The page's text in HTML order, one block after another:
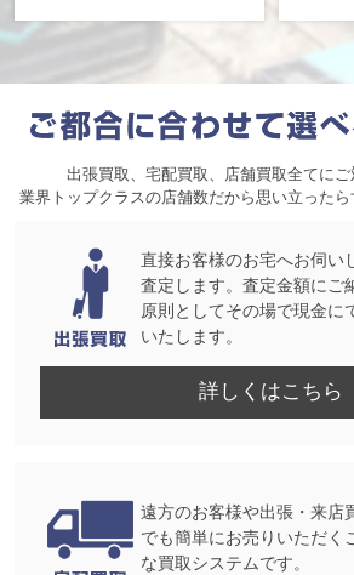
出張買取、宅配買取、店舗買取全てにご
業界トップクラスの店舗数だから思い立ったら
直接お客様のお宅へお伺い
査定します。査定金額にご
原則としてその場で現金に
いたします。
詳しくはこちら
遠方のお客様や出張・来店
でも簡単にお売りいただく
な買取システムです。